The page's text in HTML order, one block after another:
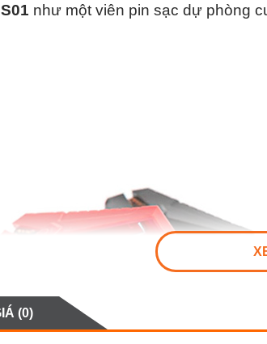
như một viên pin sạc dự phòng
(0)